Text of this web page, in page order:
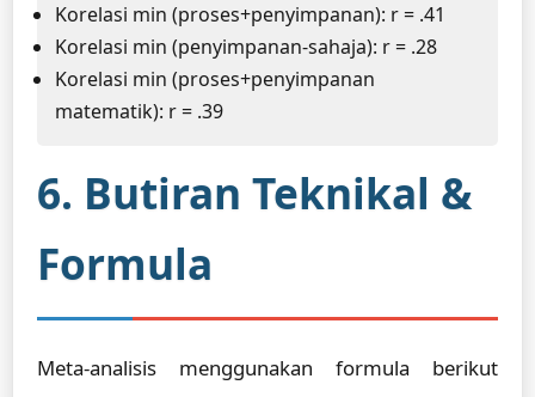
Korelasi min (proses+penyimpanan): r = .41
Korelasi min (penyimpanan-sahaja): r = .28
Korelasi min (proses+penyimpanan
matematik): r = .39
6. Butiran Teknikal &
Formula
Meta-analisis menggunakan formula berikut